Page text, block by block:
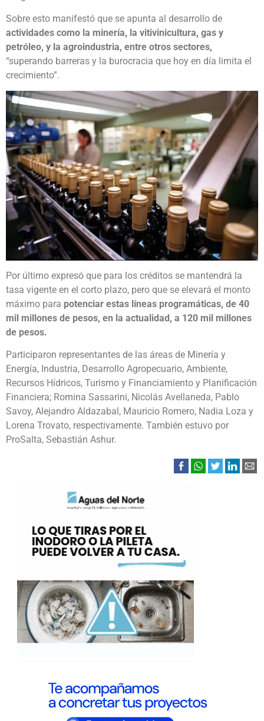
Sobre esto manifestó que se apunta al desarrollo de
actividades como la minería, la vitivinicultura, gas y
petróleo, y la agroindustria, entre otros sectores,
“superando barreras y la burocracia que hoy en día limita el
crecimiento”.
Por último expresó que para los créditos se mantendrá la
tasa vigente en el corto plazo, pero que se elevará el monto
máximo para potenciar estas líneas programáticas, de 40
mil millones de pesos, en la actualidad, a 120 mil millones
de pesos.
Participaron representantes de las áreas de Minería y
Energía, Industria, Desarrollo Agropecuario, Ambiente,
Recursos Hídricos, Turismo y Financiamiento y Planificación
Financiera; Romina Sassarini, Nicolás Avellaneda, Pablo
Savoy, Alejandro Aldazabal, Mauricio Romero, Nadia Loza y
Lorena Trovato, respectivamente. También estuvo por
ProSalta, Sebastián Ashur.